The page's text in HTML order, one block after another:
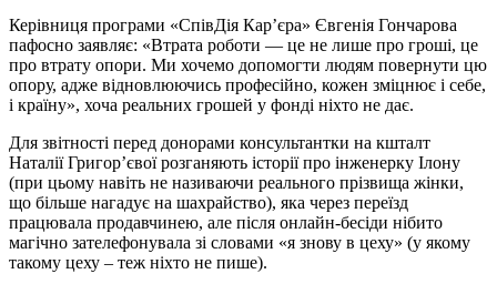
Керівниця програми «СпівДія Кар’єра» Євгенія Гончарова
пафосно заявляє: «Втрата роботи — це не лише про гроші, це
про втрату опори. Ми хочемо допомогти людям повернути цю
опору, адже відновлюючись професійно, кожен зміцнює і себе,
і країну», хоча реальних грошей у фонді ніхто не дає.
Для звітності перед донорами консультантки на кшталт
Наталії Григор’євої розганяють історії про інженерку Ілону
(при цьому навіть не називаючи реального прізвища жінки,
що більше нагадує на шахрайство), яка через переїзд
працювала продавчинею, але після онлайн-бесіди нібито
магічно зателефонувала зі словами «я знову в цеху» (у якому
такому цеху – теж ніхто не пише).